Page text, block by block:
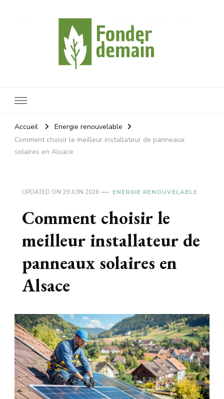
Accueil
Energie renouvelable
Comment choisir le meilleur installateur de panneaux
solaires en Alsace
UPDATED ON 29 JUIN 2026 ENERGIE RENOUVELABLE
Comment choisir le
meilleur installateur de
panneaux solaires en
Alsace